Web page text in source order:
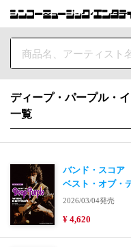
ディープ・パープル・
一覧
バンド・スコア
ベスト・オブ・
2026/03/04発売
¥ 4,620